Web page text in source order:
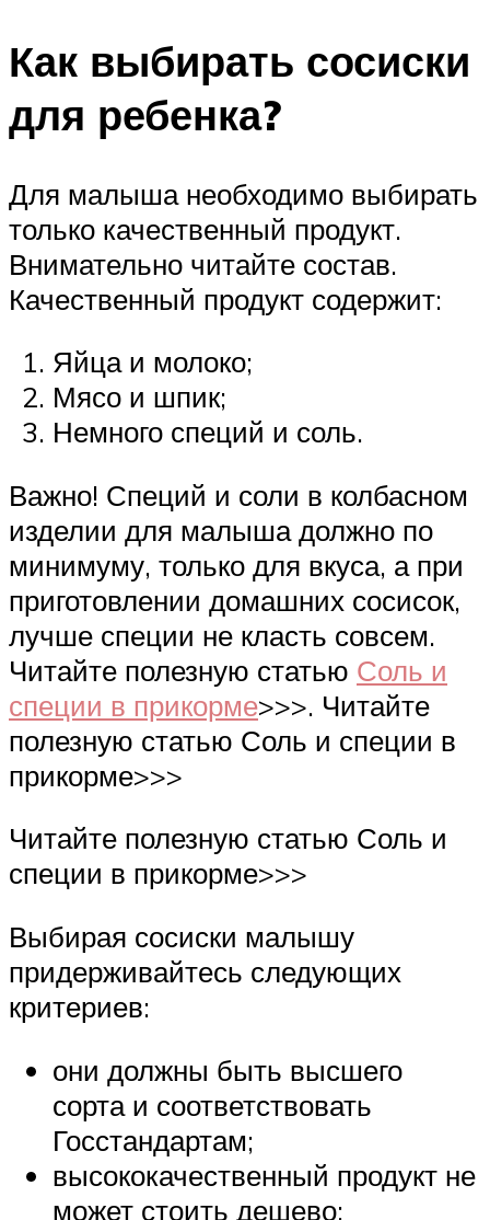
Как выбирать сосиски
для ребенка?
Для малыша необходимо выбирать
только качественный продукт.
Внимательно читайте состав.
Качественный продукт содержит:
Яйца и молоко;
Мясо и шпик;
Немного специй и соль.
Важно! Специй и соли в колбасном
изделии для малыша должно по
минимуму, только для вкуса, а при
приготовлении домашних сосисок,
лучше специи не класть совсем.
Читайте полезную статью Соль и
специи в прикорме>>>. Читайте
полезную статью Соль и специи в
прикорме>>>
Читайте полезную статью Соль и
специи в прикорме>>>
Выбирая сосиски малышу
придерживайтесь следующих
критериев:
они должны быть высшего
сорта и соответствовать
Госстандартам;
высококачественный продукт не
может стоить дешево;